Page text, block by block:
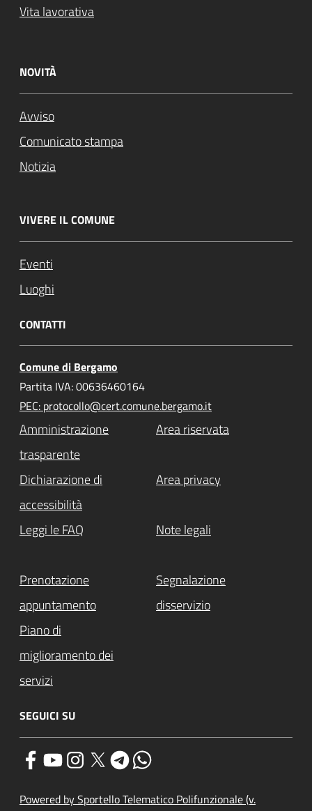
Vita lavorativa
NOVITÀ
Avviso
Comunicato stampa
Notizia
VIVERE IL COMUNE
Eventi
Luoghi
CONTATTI
Comune di Bergamo
Partita IVA: 00636460164
PEC: protocollo@cert.comune.bergamo.it
Amministrazione
trasparente
Area riservata
Dichiarazione di
accessibilità
Area privacy
Leggi le FAQ Note legali
Prenotazione
appuntamento
Segnalazione
disservizio
Piano di
miglioramento dei
servizi
SEGUICI SU
Powered by Sportello Telematico Polifunzionale (v.